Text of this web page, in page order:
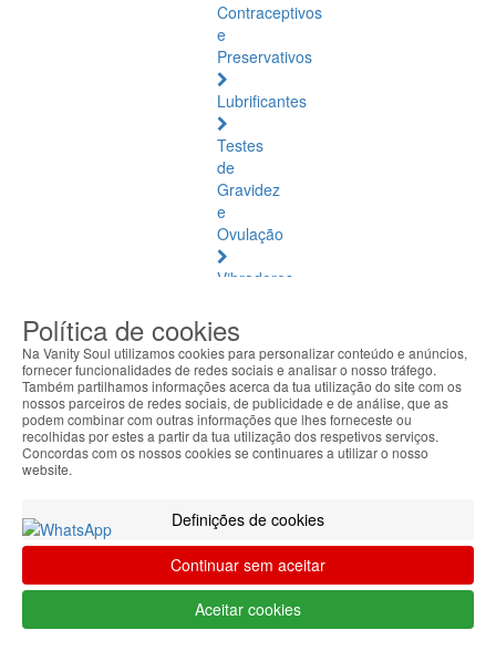
Contraceptivos
e
Preservativos
Lubrificantes
Testes
de
Gravidez
e
Ovulação
Vibradores
Estimuladores
Saúde
Natural
Saúde
Natural
Âmbar
Báltico
Articulações
e
Política de cookies
Na Vanity Soul utilizamos cookies para personalizar conteúdo e anúncios,
fornecer funcionalidades de redes sociais e analisar o nosso tráfego.
Também partilhamos informações acerca da tua utilização do site com os
nossos parceiros de redes sociais, de publicidade e de análise, que as
podem combinar com outras informações que lhes forneceste ou
recolhidas por estes a partir da tua utilização dos respetivos serviços.
Concordas com os nossos cookies se continuares a utilizar o nosso
website.
Definições de cookies
Continuar sem aceitar
Aceitar cookies